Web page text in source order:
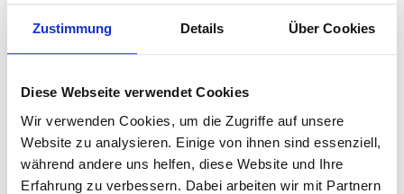
Zustimmung Details Über Cookies
Diese Webseite verwendet Cookies
Wir verwenden Cookies, um die Zugriffe auf unsere
Website zu analysieren. Einige von ihnen sind essenziell,
während andere uns helfen, diese Website und Ihre
Erfahrung zu verbessern. Dabei arbeiten wir mit Partnern
Gespräch eröffnen sich oft neue Perspektiven.
um zu recherchieren, Fußnoten nachzuschlagen
Markieren Sie sich stattdessen die Lücken im Text,
um anschließend an die jeweilige Stelle
zurückkehren zu können.